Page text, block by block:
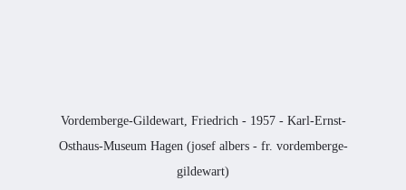
Vordemberge-Gildewart, Friedrich - 1957 - Karl-Ernst-
Osthaus-Museum Hagen (josef albers - fr. vordemberge-
gildewart)